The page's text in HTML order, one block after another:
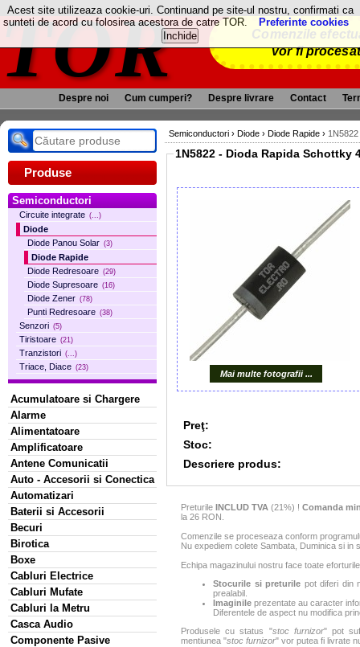
TOR
Comenzile
vor fi
Despre noi Cum cumperi? Despre livrare Contact
Produse
Semiconductori
Circuite integrate (...)
Diode
Diode Panou Solar (3)
Diode Rapide
Diode Redresoare (29)
Diode Supresoare (16)
Diode Zener (78)
Punti Redresoare (38)
Senzori (5)
Tiristoare (21)
Tranzistori (...)
Triace, Diace (23)
Acumulatoare si Chargere
Alarme
Alimentatoare
Amplificatoare
Antene Comunicatii
Auto - Accesorii si Conectica
Automatizari
Baterii si Accesorii
Becuri
Birotica
Boxe
Cabluri Electrice
Cabluri Mufate
Cabluri la Metru
Casca Audio
Componente Pasive
Semiconductori › Diode › Diode Rapide ›
1N5822 - Dioda Rapida Schottky
Mai multe fotografii ...
Preţ:
Stoc:
Descriere produs:
Preturile INCLUD TVA (21%) ! Comanda
la 26 RON.
Comenzile se proceseaza conform
Nu expediem colete Sambata, Duminica si in
Echipa magazinului nostru face toate
Stocurile si preturile pot diferi din
prealabil.
Imaginile prezentate au caracter
Diferentele de aspect nu modifica
Produsele cu status "stoc furnizor" pot
mentiunea "stoc furnizor" vor putea fi livrate
Acest site utilizeaza cookie-uri. Continuand pe site-ul nostru, confirmati ca
sunteti de acord cu folosirea acestora de catre TOR.
Preferinte cookies